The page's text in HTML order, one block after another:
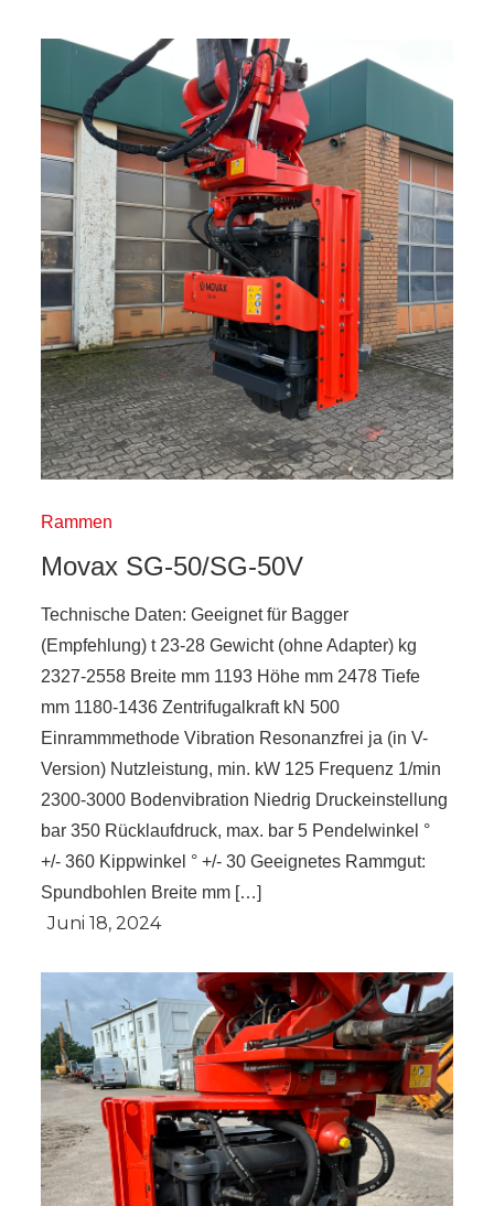
Rammen
Movax SG-50/SG-50V
Technische Daten: Geeignet für Bagger
(Empfehlung) t 23-28 Gewicht (ohne Adapter) kg
2327-2558 Breite mm 1193 Höhe mm 2478 Tiefe
mm 1180-1436 Zentrifugalkraft kN 500
Einrammmethode Vibration Resonanzfrei ja (in V-
Version) Nutzleistung, min. kW 125 Frequenz 1/min
2300-3000 Bodenvibration Niedrig Druckeinstellung
bar 350 Rücklaufdruck, max. bar 5 Pendelwinkel °
+/- 360 Kippwinkel ° +/- 30 Geeignetes Rammgut:
Spundbohlen Breite mm […]